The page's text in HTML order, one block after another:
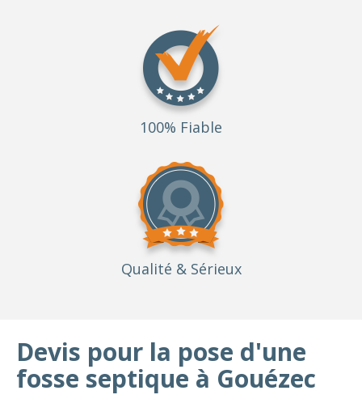
100% Fiable
Qualité & Sérieux
Devis pour la pose d'une
fosse septique à Gouézec